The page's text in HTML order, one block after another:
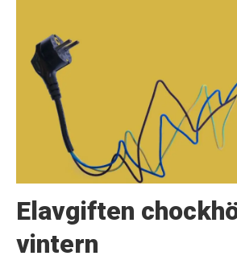
Elavgiften
vintern